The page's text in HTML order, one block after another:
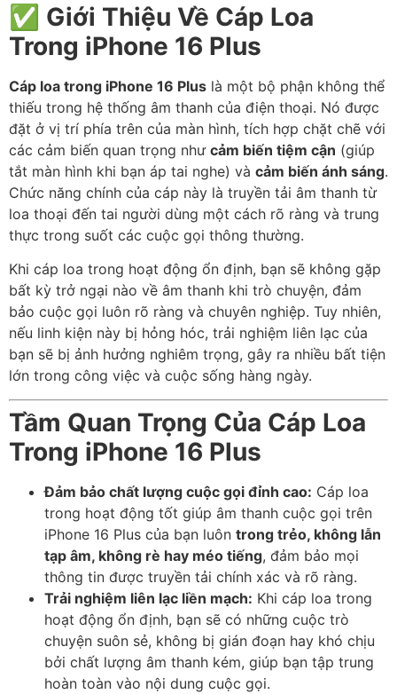
✅ Giới Thiệu Về Cáp Loa
Trong iPhone 16 Plus
Cáp loa trong iPhone 16 Plus là một bộ phận không thể
thiếu trong hệ thống âm thanh của điện thoại. Nó được
đặt ở vị trí phía trên của màn hình, tích hợp chặt chẽ với
các cảm biến quan trọng như cảm biến tiệm cận (giúp
tắt màn hình khi bạn áp tai nghe) và cảm biến ánh sáng.
Chức năng chính của cáp này là truyền tải âm thanh từ
loa thoại đến tai người dùng một cách rõ ràng và trung
thực trong suốt các cuộc gọi thông thường.
Khi cáp loa trong hoạt động ổn định, bạn sẽ không gặp
bất kỳ trở ngại nào về âm thanh khi trò chuyện, đảm
bảo cuộc gọi luôn rõ ràng và chuyên nghiệp. Tuy nhiên,
nếu linh kiện này bị hỏng hóc, trải nghiệm liên lạc của
bạn sẽ bị ảnh hưởng nghiêm trọng, gây ra nhiều bất tiện
lớn trong công việc và cuộc sống hàng ngày.
Tầm Quan Trọng Của Cáp Loa
Trong iPhone 16 Plus
Đảm bảo chất lượng cuộc gọi đỉnh cao: Cáp loa
trong hoạt động tốt giúp âm thanh cuộc gọi trên
iPhone 16 Plus của bạn luôn trong trẻo, không lẫn
tạp âm, không rè hay méo tiếng, đảm bảo mọi
thông tin được truyền tải chính xác và rõ ràng.
Trải nghiệm liên lạc liền mạch: Khi cáp loa trong
hoạt động ổn định, bạn sẽ có những cuộc trò
chuyện suôn sẻ, không bị gián đoạn hay khó chịu
bởi chất lượng âm thanh kém, giúp bạn tập trung
hoàn toàn vào nội dung cuộc gọi.